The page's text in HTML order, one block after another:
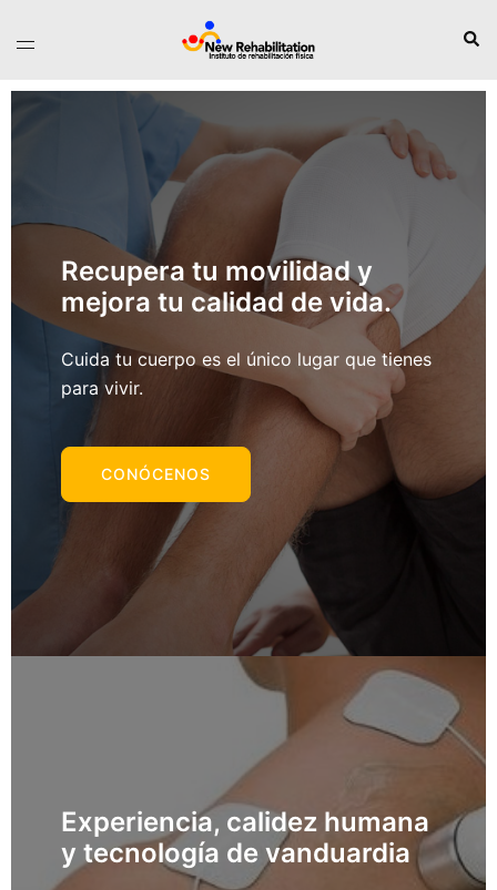
Recupera tu movilidad y
mejora tu calidad de vida.
Cuida tu cuerpo es el único lugar que tienes
para vivir.
CONÓCENOS
Experiencia, calidez humana
y tecnología de vanduardia